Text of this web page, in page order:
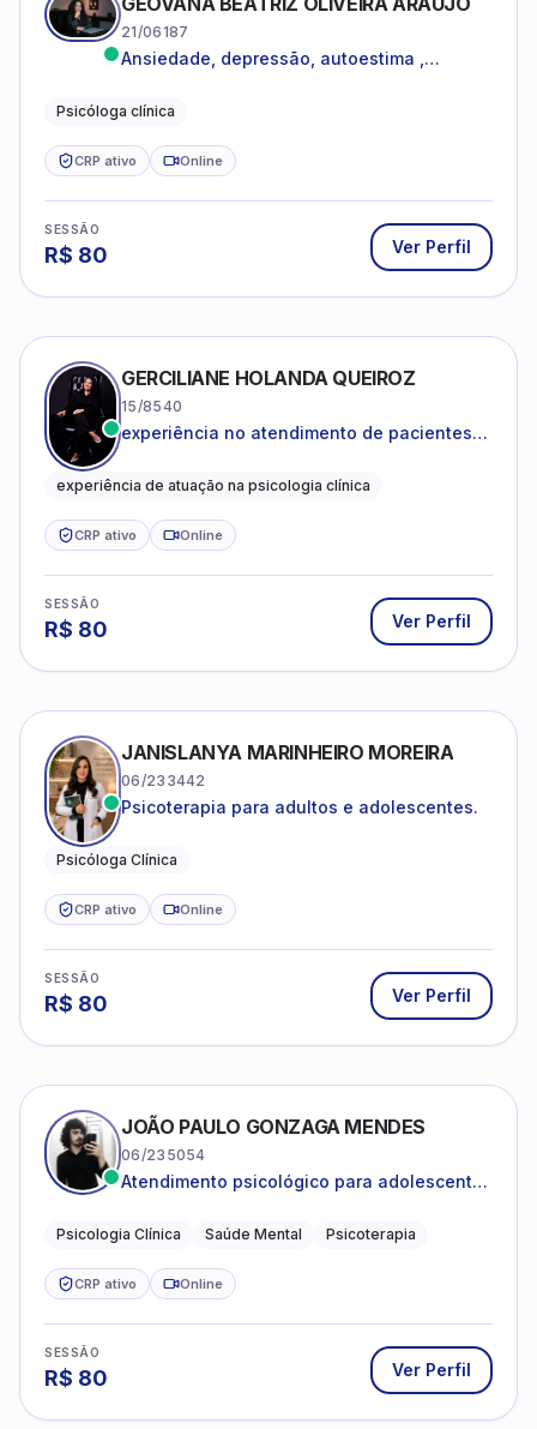
21/06187
Ansiedade, depressão, autoestima ,
Psicóloga clínica
CRP ativo Online
SESSÃO
R$ 80 Ver Perfil
GERCILIANE HOLANDA QUEIROZ
15/8540
experiência no atendimento de pacientes
catastróficos e comportamentos
experiência de atuação na psicologia clínica
CRP ativo Online
SESSÃO
R$ 80 Ver Perfil
JANISLANYA MARINHEIRO MOREIRA
06/233442
Psicoterapia para adultos e adolescentes.
Psicóloga Clínica
CRP ativo Online
SESSÃO
R$ 80 Ver Perfil
JOÃO PAULO GONZAGA MENDES
06/235054
Atendimento psicológico para adolescentes
depressão e autoestima.
Psicologia Clínica Saúde Mental Psicoterapia
CRP ativo Online
SESSÃO
R$ 80 Ver Perfil